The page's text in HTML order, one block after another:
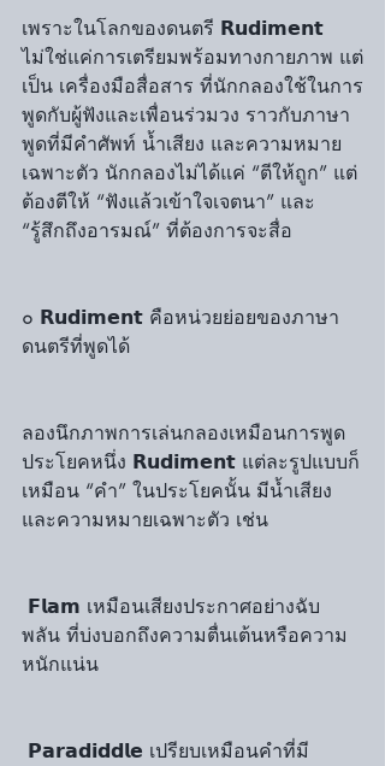
เพราะในโลกของดนตรี 𝗥𝘂𝗱𝗶𝗺𝗲𝗻𝘁
ไม่ใช่แค่การเตรียมพร้อมทางกายภาพ แต่
เป็น เครื่องมือสื่อสาร ที่นักกลองใช้ในการ
พูดกับผู้ฟังและเพื่อนร่วมวง ราวกับภาษา
พูดที่มีคำศัพท์ น้ำเสียง และความหมาย
เฉพาะตัว นักกลองไม่ได้แค่ “ตีให้ถูก” แต่
ต้องตีให้ “ฟังแล้วเข้าใจเจตนา” และ
“รู้สึกถึงอารมณ์” ที่ต้องการจะสื่อ
๐ 𝗥𝘂𝗱𝗶𝗺𝗲𝗻𝘁 คือหน่วยย่อยของภาษา
ดนตรีที่พูดได้
ลองนึกภาพการเล่นกลองเหมือนการพูด
ประโยคหนึ่ง 𝗥𝘂𝗱𝗶𝗺𝗲𝗻𝘁 แต่ละรูปแบบก็
เหมือน “คำ” ในประโยคนั้น มีน้ำเสียง
และความหมายเฉพาะตัว เช่น
𝗙𝗹𝗮𝗺 เหมือนเสียงประกาศอย่างฉับ
พลัน ที่บ่งบอกถึงความตื่นเต้นหรือความ
หนักแน่น
𝗣𝗮𝗿𝗮𝗱𝗶𝗱𝗱𝗹𝗲 เปรียบเหมือนคำที่มี